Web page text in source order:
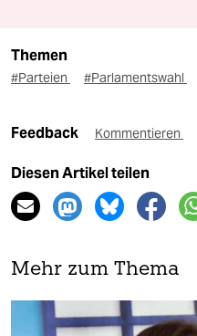
Themen
#Parteien #Parlamentswahl
Feedback Kommentieren
Diesen Artikel teilen
Mehr zum Thema